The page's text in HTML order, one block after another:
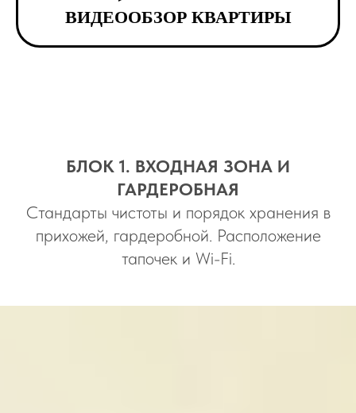
ВИДЕООБЗОР КВАРТИРЫ
БЛОК 1. ВХОДНАЯ ЗОНА И
ГАРДЕРОБНАЯ
Стандарты чистоты и порядок хранения в
прихожей, гардеробной. Расположение
тапочек и Wi-Fi.